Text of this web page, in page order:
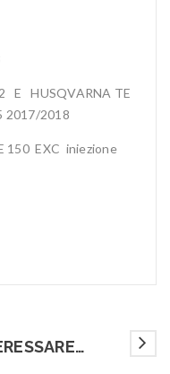
E HUSQVARNA TE
2017/2018
EXC iniezione